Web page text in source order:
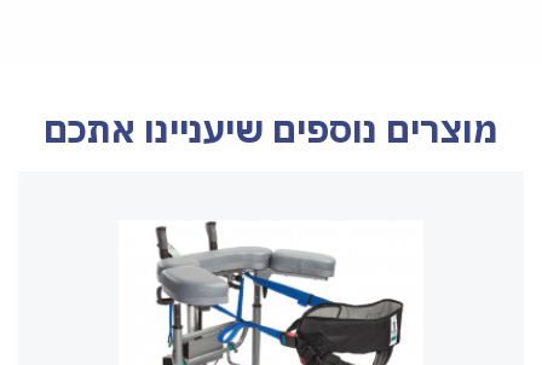
מוצרים נוספים שיעניינו אתכם